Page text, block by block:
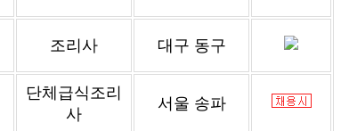
조리사 대구 동구
단체급식조리
사
서울 송파